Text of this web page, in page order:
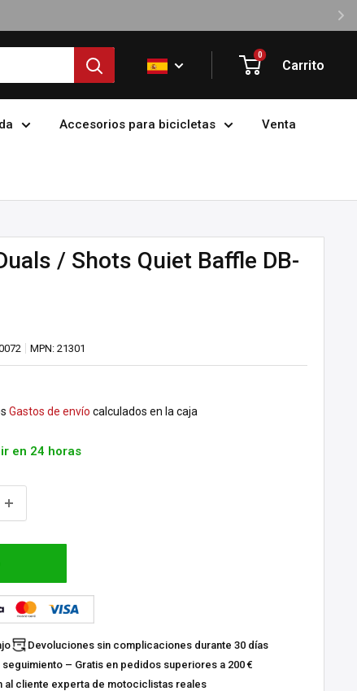
0
Carrito
Accesorios para bicicletas Venta
/ Shots Quiet Baffle DB-
MPN: 21301
Gastos de envío calculados en la caja
en 24 horas
Devoluciones sin complicaciones durante 30 días
– Gratis en pedidos superiores a 200 €
al cliente experta de motociclistas reales